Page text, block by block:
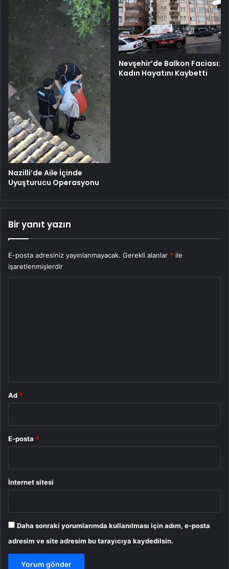
Nazilli’de Aile İçinde
Uyuşturucu Operasyonu
Nevşehir’de Balkon Faciası:
Kadın Hayatını Kaybetti
Bir yanıt yazın
E-posta adresiniz yayınlanmayacak. Gerekli alanlar * ile
işaretlenmişlerdir
Ad *
E-posta *
İnternet sitesi
Daha sonraki yorumlarımda kullanılması için adım, e-posta
adresim ve site adresim bu tarayıcıya kaydedilsin.